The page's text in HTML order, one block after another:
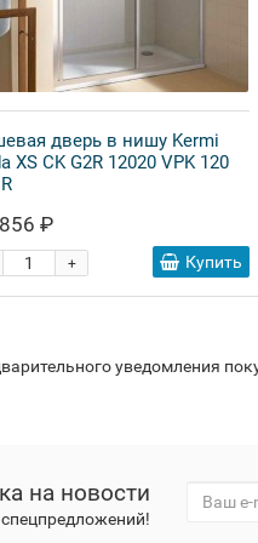
дверь в нишу Kermi
XS CK G2R 12020 VPK 120
₽
+ Купить
уведомления
на новости